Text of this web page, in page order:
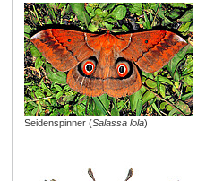
Seidenspinner (Salassa lola)